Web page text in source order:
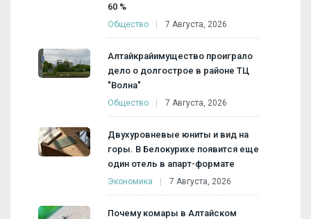
60 %
Общество 7 Августа, 2026
Алтайкрайимущество проиграло
дело о долгострое в районе ТЦ
"Волна"
Общество 7 Августа, 2026
Двухуровневые юниты и вид на
горы. В Белокурихе появится еще
один отель в апарт-формате
Экономика 7 Августа, 2026
Почему комары в Алтайском